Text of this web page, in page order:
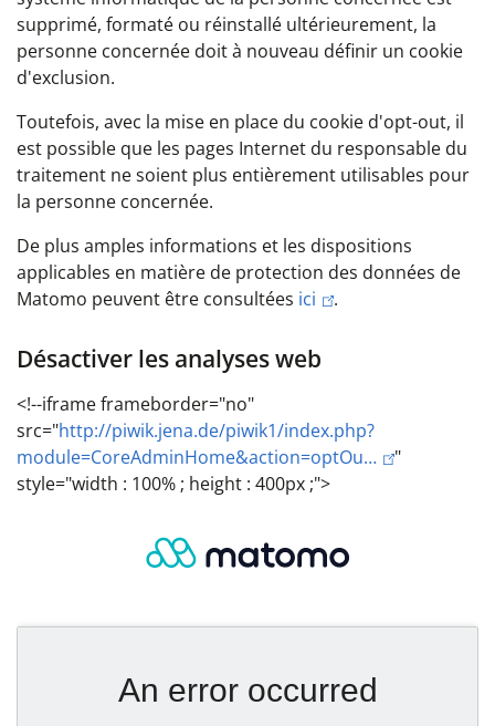
supprimé, formaté ou réinstallé ultérieurement, la
personne concernée doit à nouveau définir un cookie
d'exclusion.
Toutefois, avec la mise en place du cookie d'opt-out, il
est possible que les pages Internet du responsable du
traitement ne soient plus entièrement utilisables pour
la personne concernée.
De plus amples informations et les dispositions
applicables en matière de protection des données de
Matomo peuvent être consultées ici .
Désactiver les analyses web
<!--iframe frameborder="no"
src="http://piwik.jena.de/piwik1/index.php?
module=CoreAdminHome&action=optOu…
"
style="width : 100% ; height : 400px ;">